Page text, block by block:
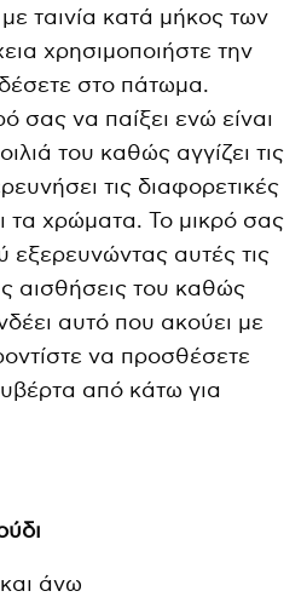
ταινία κατά μήκος των
χρησιμοποιήστε την
στο πάτωμα.
σας να παίξει ενώ είναι
του καθώς αγγίζει τις
τις διαφορετικές
τα χρώματα. Το μικρό σας
εξερευνώντας αυτές τις
αισθήσεις του καθώς
αυτό που ακούει με
να προσθέσετε
από κάτω για
άνω